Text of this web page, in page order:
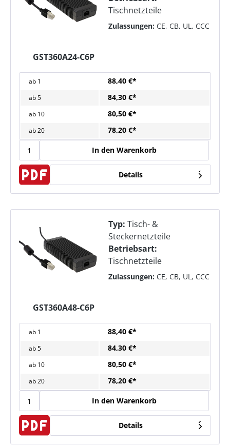
GST360A24-C6P
Tischnetzteile
Zulassungen: CE, CB, UL, CCC
ab 1 88,40 €*
ab5 84,30 €*
ab 10 80,50 €*
ab20 78,20 €*
In den Warenkorb
Details
GST360A48-C6P
Typ: Tisch- &
Steckernetzteile
Betriebsart:
Tischnetzteile
Zulassungen: CE, CB, UL, CCC
ab 1 88,40 €*
ab5 84,30 €*
ab 10 80,50 €*
ab20 78,20 €*
In den Warenkorb
Details